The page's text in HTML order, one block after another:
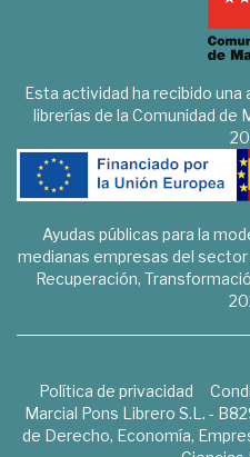
Esta actividad ha recibido una
librerías de la Comunidad de
Ayudas públicas para la
medianas empresas del sector
Recuperación,
Política de privacidad
Marcial Pons Librero S.L. -
de Derecho, Economía,